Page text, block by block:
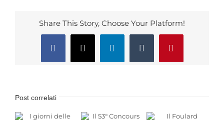
Share This Story, Choose Your Platform!
Facebook
X LinkedInTumblr Pinterest
Post correlati